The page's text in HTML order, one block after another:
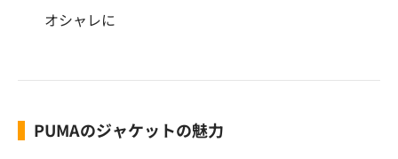
オシャレに
PUMAのジャケットの魅力